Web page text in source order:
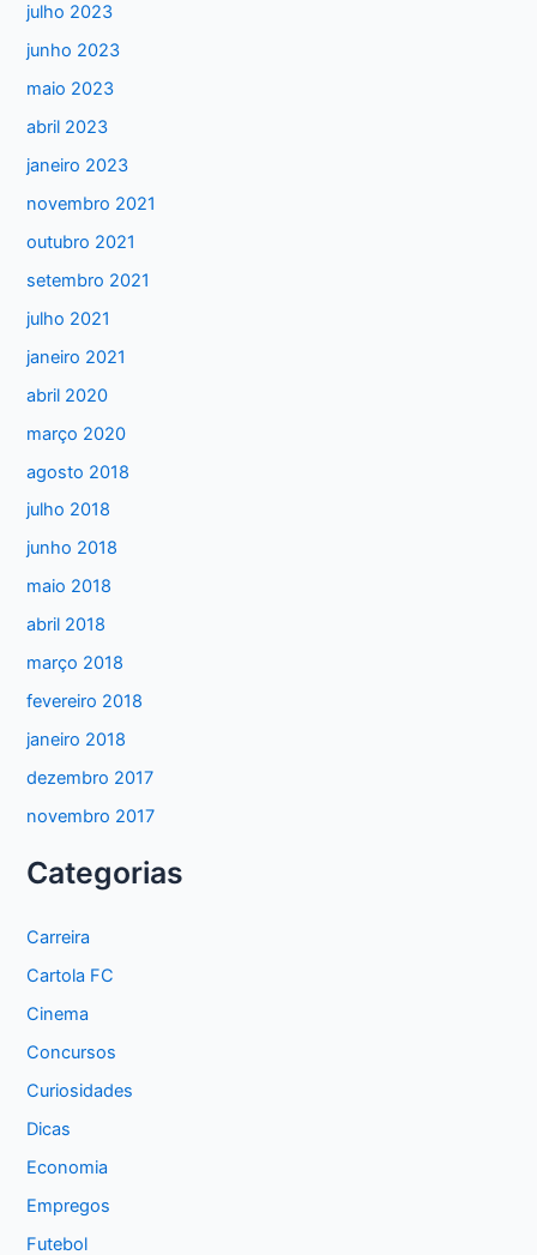
a
r
p
o
r
:
julho 2023
junho 2023
maio 2023
abril 2023
janeiro 2023
novembro 2021
outubro 2021
setembro 2021
julho 2021
janeiro 2021
abril 2020
março 2020
agosto 2018
julho 2018
junho 2018
maio 2018
abril 2018
março 2018
fevereiro 2018
janeiro 2018
dezembro 2017
novembro 2017
Categorias
Carreira
Cartola FC
Cinema
Concursos
Curiosidades
Dicas
Economia
Empregos
Futebol